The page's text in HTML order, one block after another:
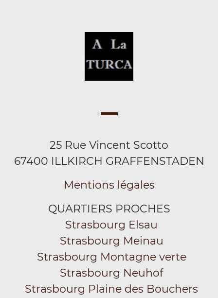
25 Rue Vincent Scotto
67400 ILLKIRCH GRAFFENSTADEN
Mentions légales
QUARTIERS PROCHES
Strasbourg Elsau
Strasbourg Meinau
Strasbourg Montagne verte
Strasbourg Neuhof
Strasbourg Plaine des Bouchers